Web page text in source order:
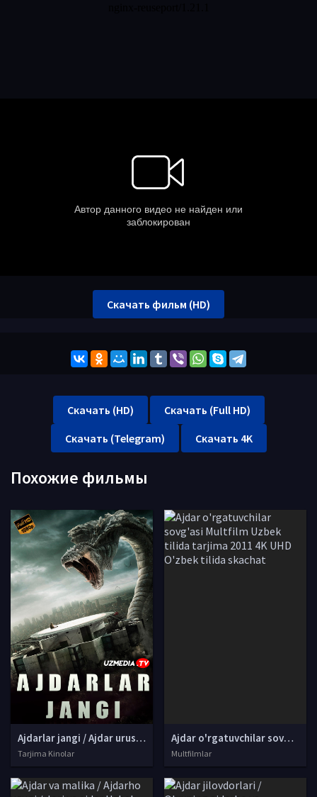
Скачать фильм (HD)
Скачать (HD)
Скачать (Full HD)
Скачать (Telegram)
Скачать 4K
Похожие фильмы
Ajdarlar jangi / Ajdar urushi Fantastik film Uzbek tilida O'zbekcha 2007 tarjima kino Full HD skachat
Tarjima Kinolar
Ajdar o'rgatuvchilar sovg'asi Multfilm Uzbek tilida tarjima 2011 4K UHD O'zbek tilida skachat
Multfilmlar